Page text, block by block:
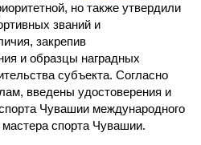
но также утвердили
званий и
закрепив
и образцы наградных
субъекта. Согласно
введены удостоверения и
Чувашии международного
спорта Чувашии.